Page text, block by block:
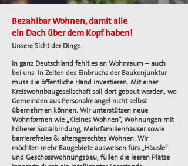
Bezahlbar Wohnen, damit alle
ein Dach über dem Kopf haben!
Unsere Sicht der Dinge.
In ganz Deutschland fehlt es an Wohnraum – auch
bei uns. In Zeiten des Einbruchs der Baukonjunktur
muss die öffentliche Hand investieren. Mit einer
Kreiswohnbaugesellschaft soll dort gebaut werden, wo
Gemeinden aus Personalmangel nicht selbst
übernehmen können. Wir unterstützen neue
Wohnformen wie „Kleines Wohnen“, Wohnungen mit
höherer Sozialbindung, Mehrfamilienhäuser sowie
barrierefreies & altersgerechtes Wohnen. Wir
möchten mehr Baugebiete ausweisen fürs „Häusle“
und Geschosswohnungsbau, füllen die leeren Plätze